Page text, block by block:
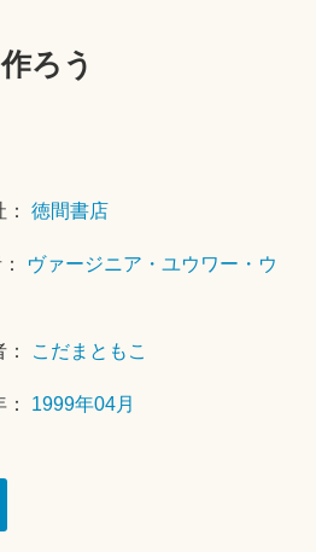
ろう
：徳間書店
ヴァージニア・ユウワー・ウ
： こだまともこ
： 1999年04月